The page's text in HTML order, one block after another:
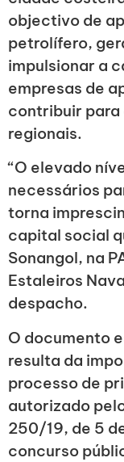
objectivo de
petrolífero,
impulsionar a
empresas de
contribuir para
regionais.
“O elevado
necessários
torna
capital social
Sonangol, na
Estaleiros
despacho.
O documento
resulta da
processo de
autorizado
250/19, de 5
concurso